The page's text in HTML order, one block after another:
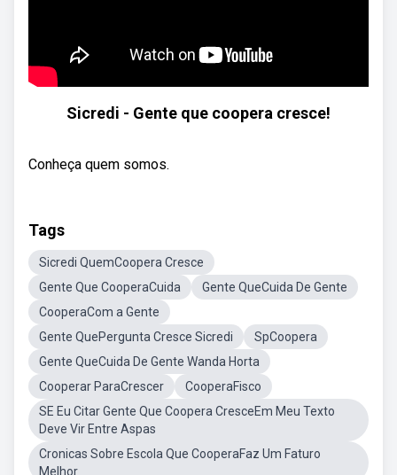
Sicredi - Gente que coopera cresce!
Conheça quem somos.
Tags
Sicredi QuemCoopera Cresce
Gente Que CooperaCuida
Gente QueCuida De Gente
CooperaCom a Gente
Gente QuePergunta Cresce Sicredi
SpCoopera
Gente QueCuida De Gente Wanda Horta
Cooperar ParaCrescer
CooperaFisco
SE Eu Citar Gente Que Coopera CresceEm Meu Texto
Deve Vir Entre Aspas
Cronicas Sobre Escola Que CooperaFaz Um Faturo
Melhor